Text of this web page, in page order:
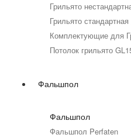
Грильято
Грильято
Комплектующие для
Потолок грильято
Фальшпол
Фальшпол
Фальшпол Perfaten